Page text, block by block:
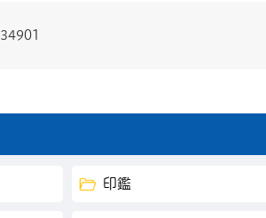
34901
印鑑